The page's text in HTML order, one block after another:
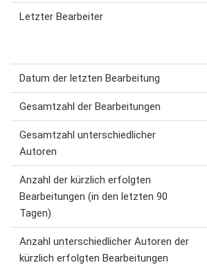
Letzter Bearbeiter
Datum der letzten Bearbeitung
Gesamtzahl der Bearbeitungen
Gesamtzahl unterschiedlicher
Autoren
Anzahl der kürzlich erfolgten
Bearbeitungen (in den letzten 90
Tagen)
Anzahl unterschiedlicher Autoren der
kürzlich erfolgten Bearbeitungen